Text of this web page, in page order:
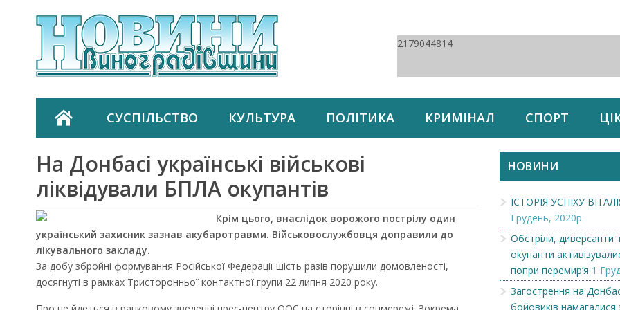
2179044814
СУСПІЛЬСТВО КУЛЬТУРА ПОЛІТИКА КРИМІНАЛ СПОРТ
На Донбасі українські військові
ліквідували БПЛА окупантів
Крім цього, внаслідок ворожого пострілу один
український захисник зазнав акубаротравми. Військовослужбовця доправили до
лікувального закладу.
За добу збройні формування Російської Федерації шість разів порушили домовленості,
досягнуті в рамках Тристоронньої контактної групи 22 липня 2020 року.
НОВИНИ
ІСТОРІЯ УСПІХУ
Грудень, 2020р.
Обстріли, диверсанти
окупанти
попри перемир’я 1
Загострення на
бойовиків намагалися